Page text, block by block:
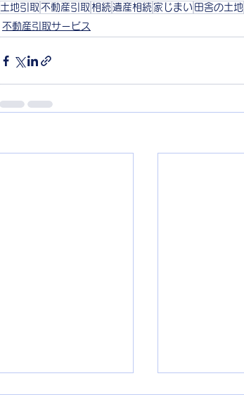
土地引取 不動産引取 相続 遺産相続 家じまい 田舎の土地
不動産引取サービス